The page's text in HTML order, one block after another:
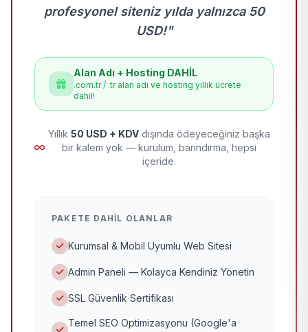
profesyonel siteniz yılda yalnızca 50
USD!"
Alan Adı + Hosting DAHİL
.com.tr / .tr alan adı ve hosting yıllık ücrete
dahil!
Yıllık 50 USD + KDV dışında ödeyeceğiniz başka
bir kalem yok — kurulum, barındırma, hepsi
içeride.
PAKETE DAHIL OLANLAR
Kurumsal & Mobil Uyumlu Web Sitesi
Admin Paneli — Kolayca Kendiniz Yönetin
SSL Güvenlik Sertifikası
Temel SEO Optimizasyonu (Google'a